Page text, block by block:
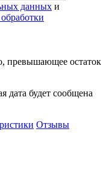
данных и
превышающее остаток
дата будет сообщена
Отзывы